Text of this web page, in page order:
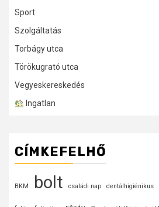
Sport
Szolgáltatás
Torbágy utca
Törökugrató utca
Vegyeskereskedés
Ingatlan
CÍMKEFELHŐ
BKM bolt családi nap dentálhigiénikus